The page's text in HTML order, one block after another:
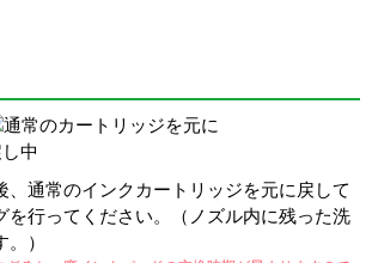
、通常のインクカートリッジを元に戻して
を行ってください。（ノズル内に残った洗
）